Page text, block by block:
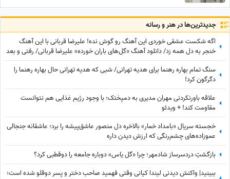
جدید‌ترین‌ها در هنر و رسانه
اگه شکست عشقی خوردی این آهنگ رو گوش نده! علیرضا قربانی با این آهنگ
خنجر به دل همه زد/ دانلود آهنگ «گل‌های باران خورده» علیرضا قربانی/ رفتی و بعد
از تو دنیا غرق شد در گریه‌هایم💔
سنگ تمام بهاره رهنما برای هدیه تهرانی/ شبی که هدیه تهرانی حال بهاره رهنما را
دگرگون کرد!
علاقه باورنکردنی مهران مدیری به دمپختک؛ با وجود رژیم غذایی هم نتوانست
مقاومت کند! + ویدئو
خجسته سریال «بامداد خمار» بالاخره دل منصور عاشق‌پیشه را برد؛ عاشقانه جنجالی
عموزاده‌های چشم‌رنگی که ارزش دیدن داره
بازگشتِ دردسرساز شادمهر؛ چرا «گل یاس» دوباره جامعه را دو‌قطبی کرد؟
ببینید| واکنش دیدنی لیندا کیانی وقتی فهمید صاحب دختر و پسر دوقلو شده است؛